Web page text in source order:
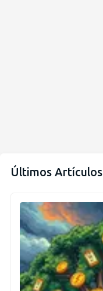
Últimos Artículos